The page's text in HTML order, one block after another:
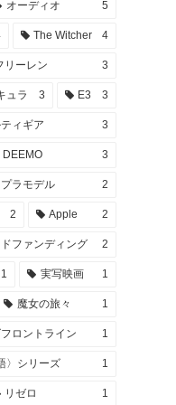
オーディオ 5
The Witcher 4
リーレン 3
ュラ 3 E3 3
ィギア 3
DEEMO 3
プラモデル 2
2 Apple 2
ファンディング 2
1 実写映画 1
魔女の旅々 1
フロントライン 1
〉シリーズ 1
リゼロ 1